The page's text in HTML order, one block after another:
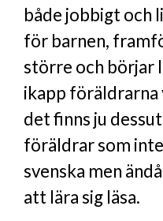
både jobbigt och
för barnen,
större och börjar
ikapp föräldrarna
det finns ju
föräldrar som
svenska men
att lära sig läsa.